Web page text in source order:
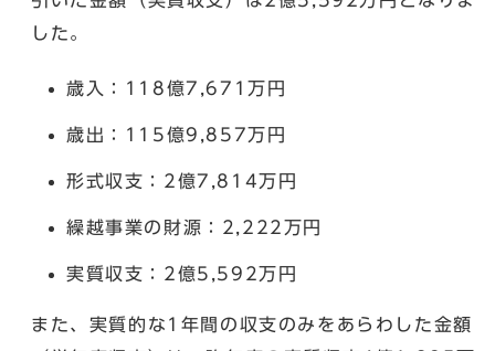
した。
歳入：118億7,671万円
歳出：115億9,857万円
形式収支：2億7,814万円
繰越事業の財源：2,222万円
実質収支：2億5,592万円
また、実質的な1年間の収支のみをあらわした金額